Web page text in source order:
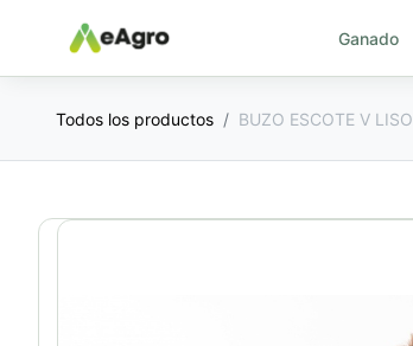
Ganado
Todos los productos BUZO ESCOTE V LISO